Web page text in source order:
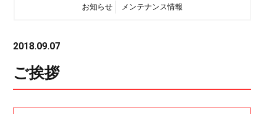
お知らせ メンテナンス情報
2018.09.07
ご挨拶